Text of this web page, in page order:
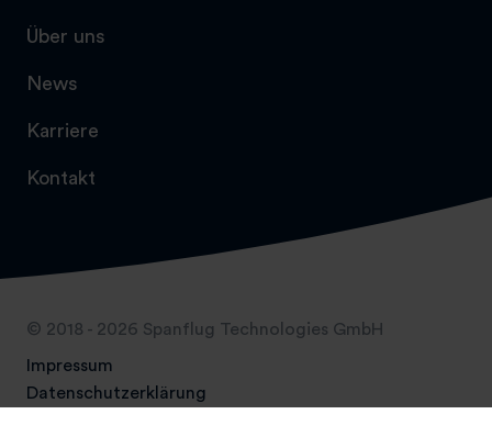
Über uns
News
Karriere
Kontakt
© 2018 - 2026 Spanflug Technologies GmbH
Impressum
Datenschutzerklärung